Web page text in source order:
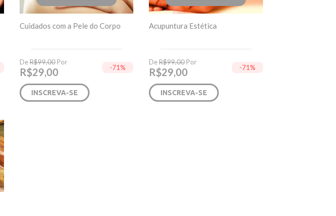
Cuidados com a Pele do Corpo
DeR$99,00Por
R$29,00 -71%
INSCREVA-SE
Acupuntura Estética
DeR$99,00Por
R$29,00 -71%
INSCREVA-SE